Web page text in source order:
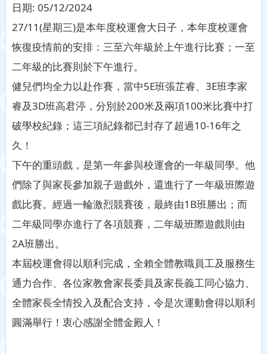
日期: 05/12/2024
27/11(星期三)是本年度校運會大日子，本年度校運會
恢復疫情前的安排：三至六年級於上午進行比賽；一至
二年級的比賽則於下午進行。
健兒們均全力以赴作賽，當中5E班張芷睿、3E班李家
睿及3D班高君渟，分別於200米及兩項100米比賽中打
破學校紀錄；這三項紀錄都已封存了超過10-16年之
久！
下午的重頭戲，是第一年參與校運會的一年級同學。他
們除了與家長參加親子遊戲外，還進行了一年級班際遊
戲比賽。經過一輪激烈競賽後，最終由1B班勝出；而
二年級同學亦進行了各項競賽，二年級班際遊戲則由
2A班勝出。
本屆校運會得以順利完成，全賴全體教職員工及服務生
通力合作、各位家教會家長委員及家長義工同心協力、
全體家長全情投入及配合支持，令是次運動會得以順利
圓滿舉行！衷心感謝全體金殿人！